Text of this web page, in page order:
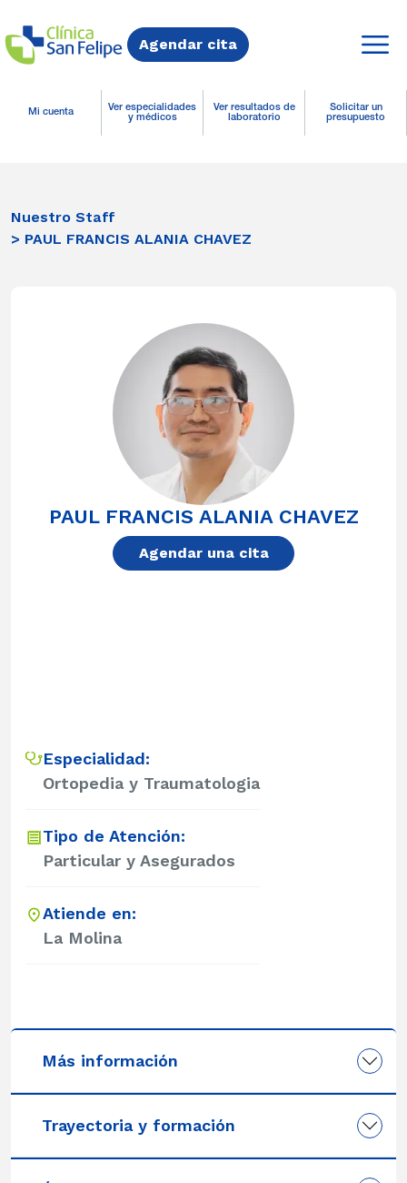
Agendar cita
Mi cuenta
Ver especialidades
y médicos
Ver resultados de
laboratorio
Solicitar un
presupuesto
Nuestro Staff
> PAUL FRANCIS ALANIA CHAVEZ
PAUL FRANCIS ALANIA CHAVEZ
Agendar una cita
Especialidad:
Ortopedia y Traumatologia
Tipo de Atención:
Particular y Asegurados
Atiende en:
La Molina
Más información
Trayectoria y formación